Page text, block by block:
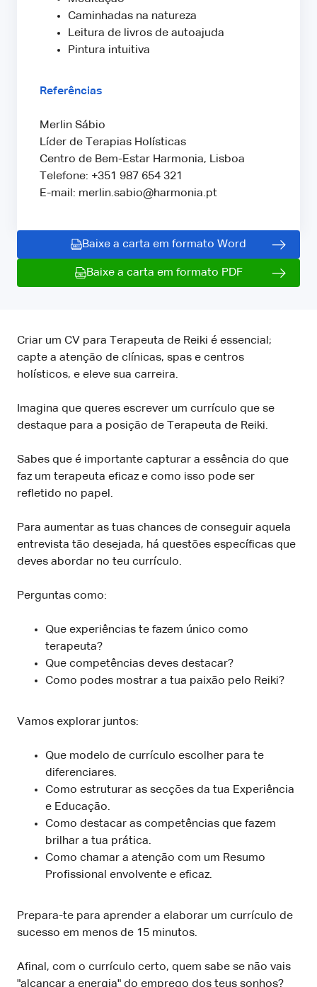
Caminhadas na natureza
Leitura de livros de autoajuda
Pintura intuitiva
Referências
Merlin Sábio
Líder de Terapias Holísticas
Centro de Bem-Estar Harmonia, Lisboa
Telefone: +351 987 654 321
E-mail: merlin.sabio@harmonia.pt
Baixe a carta em formato Word
Baixe a carta em formato PDF
Criar um CV para Terapeuta de Reiki é essencial;
capte a atenção de clínicas, spas e centros
holísticos, e eleve sua carreira.
Imagina que queres escrever um currículo que se
destaque para a posição de Terapeuta de Reiki.
Sabes que é importante capturar a essência do que
faz um terapeuta eficaz e como isso pode ser
refletido no papel.
Para aumentar as tuas chances de conseguir aquela
entrevista tão desejada, há questões específicas que
deves abordar no teu currículo.
Perguntas como:
Que experiências te fazem único como
terapeuta?
Que competências deves destacar?
Como podes mostrar a tua paixão pelo Reiki?
Vamos explorar juntos:
Que modelo de currículo escolher para te
diferenciares.
Como estruturar as secções da tua Experiência
e Educação.
Como destacar as competências que fazem
brilhar a tua prática.
Como chamar a atenção com um Resumo
Profissional envolvente e eficaz.
Prepara-te para aprender a elaborar um currículo de
sucesso em menos de 15 minutos.
Afinal, com o currículo certo, quem sabe se não vais
"alcançar a energia" do emprego dos teus sonhos?